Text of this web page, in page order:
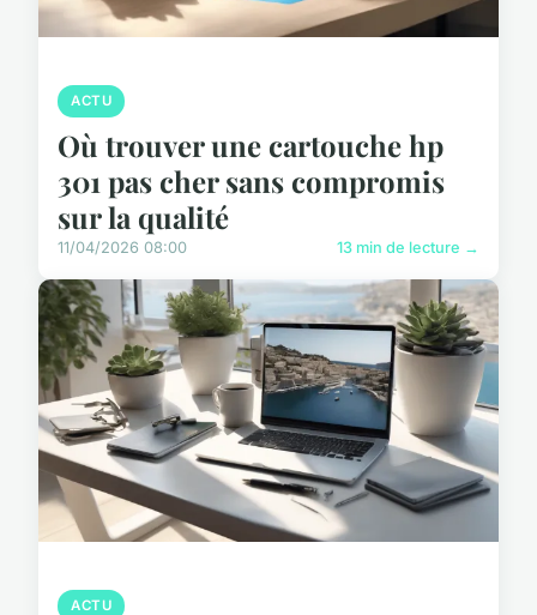
ACTU
Où trouver une cartouche hp
301 pas cher sans compromis
sur la qualité
11/04/2026 08:00 13 min de lecture →
ACTU